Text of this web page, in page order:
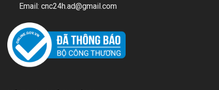
Email: cnc24h.ad@gmail.com